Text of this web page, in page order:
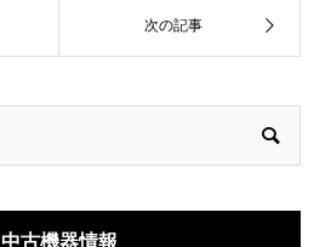
中古機器情報